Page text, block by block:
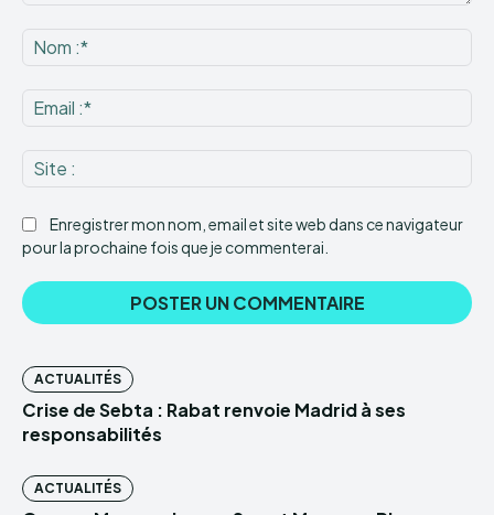
:*
:*
:
Enregistrer mon nom, email et site web dans ce navigateur
pour la prochaine fois que je commenterai.
ACTUALITÉS
Crise de Sebta : Rabat renvoie Madrid à ses
responsabilités
ACTUALITÉS